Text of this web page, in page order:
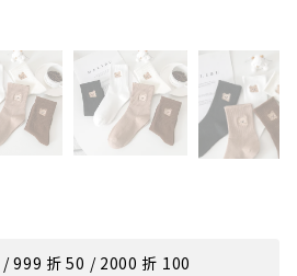
999 折 50 / 2000 折 100